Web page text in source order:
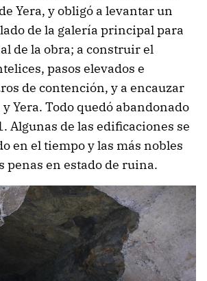
Yera, y obligó a levantar un
de la galería principal para
de la obra; a construir el
pasos elevados e
de contención, y a encauzar
Yera. Todo quedó abandonado
Algunas de las edificaciones se
en el tiempo y las más nobles
penas en estado de ruina.